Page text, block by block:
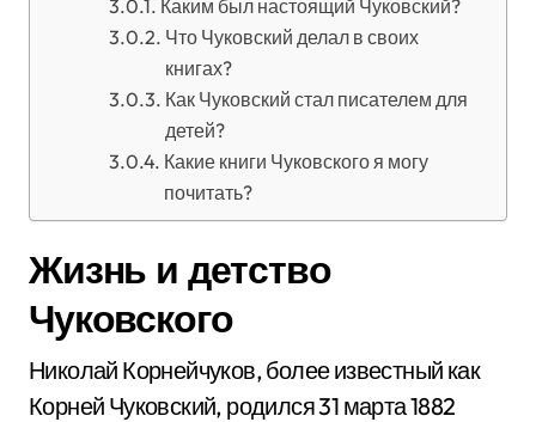
Каким был настоящий Чуковский?
Что Чуковский делал в своих
книгах?
Как Чуковский стал писателем для
детей?
Какие книги Чуковского я могу
почитать?
Жизнь и детство
Чуковского
Николай Корнейчуков, более известный как
Корней Чуковский, родился 31 марта 1882